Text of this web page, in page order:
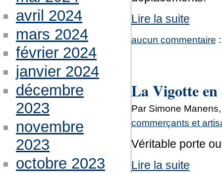
Lire la suite
aucun commentaire
La Vigotte en
Par Simone
commerçants et
Véritable porte
Lire la suite
avril 2024
mars 2024
février 2024
janvier 2024
décembre
2023
novembre
2023
octobre 2023